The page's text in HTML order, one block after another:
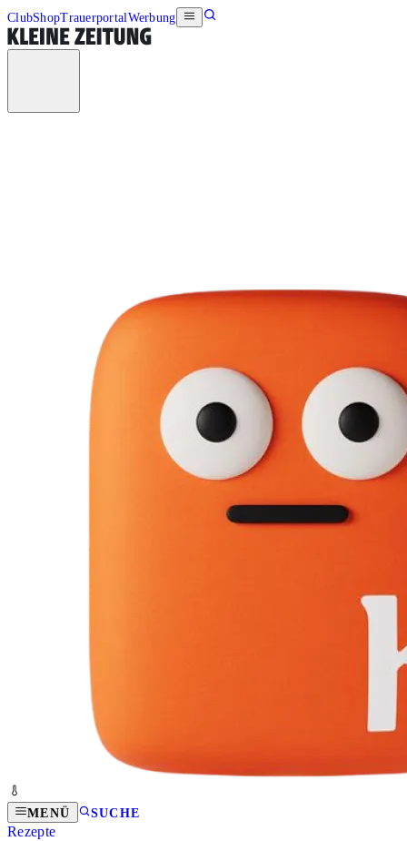
ClubShopTrauerportalWerbung
MENÜ SUCHE
Rezepte